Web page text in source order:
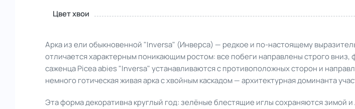
Цвет хвои
Арка из ели обыкновенной "Inversa" (Инверса) — редкое и по-настоящему
отличается характерным поникающим ростом: все побеги направлены строго
саженца Picea abies "Inversa" устанавливаются с противоположных сторон и
немного готическая живая арка с хвойным каскадом — архитектурная доминанта
Эта форма декоративна круглый год: зелёные блестящие иглы сохраняются зимой